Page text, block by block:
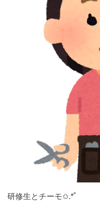
研修生とチーモ✩.*˚